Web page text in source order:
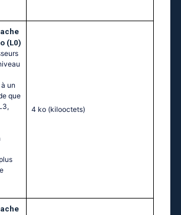
(L0)
un
que
4 ko (kilooctets)